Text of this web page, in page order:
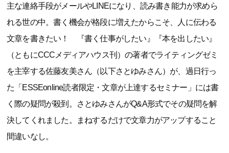
主な連絡手段がメールやLINEになり、読み書き能力が求めら
れる世の中。書く機会が格段に増えたからこそ、人に伝わる
文章を書きたい！ 『書く仕事がしたい』『本を出したい』
（ともにCCCメディアハウス刊）の著者でライティングゼミ
を主宰する佐藤友美さん（以下さとゆみさん）が、過日行っ
た「ESSEonline読者限定・文章が上達するセミナー」には書
く際の疑問が殺到。さとゆみさんがQ&A形式でその疑問を解
決してくれました。まねするだけで文章力がアップすること
間違いなし。